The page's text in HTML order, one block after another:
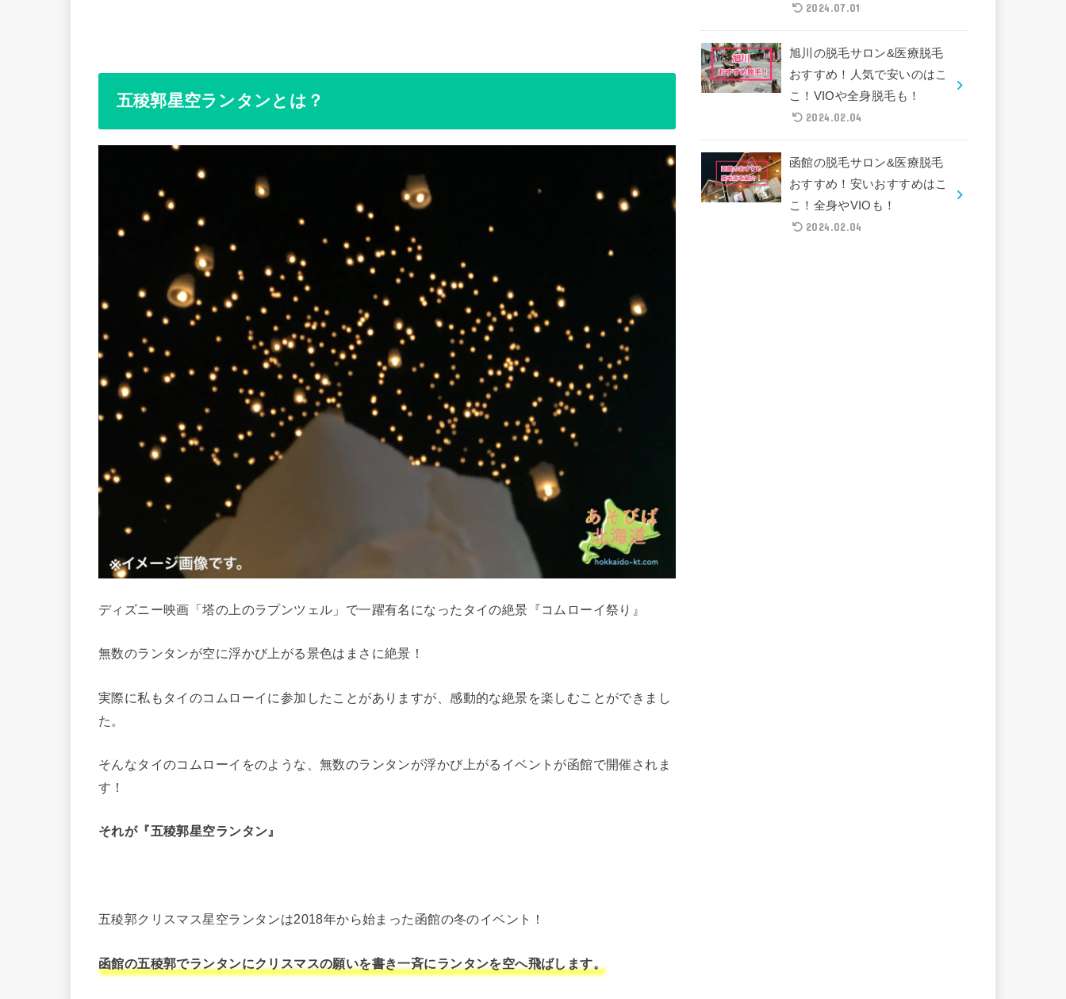
五稜郭星空ランタンとは？
ディズニー映画「塔の上のラプンツェル」で一躍有名になったタイの絶景『コムローイ祭り』
無数のランタンが空に浮かび上がる景色はまさに絶景！
実際に私もタイのコムローイに参加したことがありますが、感動的な絶景を楽しむことができまし
た。
そんなタイのコムローイをのような、無数のランタンが浮かび上がるイベントが函館で開催されま
す！
それが『五稜郭星空ランタン』
五稜郭クリスマス星空ランタンは2018年から始まった函館の冬のイベント！
函館の五稜郭でランタンにクリスマスの願いを書き一斉にランタンを空へ飛ばします。
2024.07.01
旭川の脱毛サロン&医療脱毛
おすすめ！人気で安いのはこ
こ！VIOや全身脱毛も！
2024.02.04
函館の脱毛サロン&医療脱毛
おすすめ！安いおすすめはこ
こ！全身やVIOも！
2024.02.04